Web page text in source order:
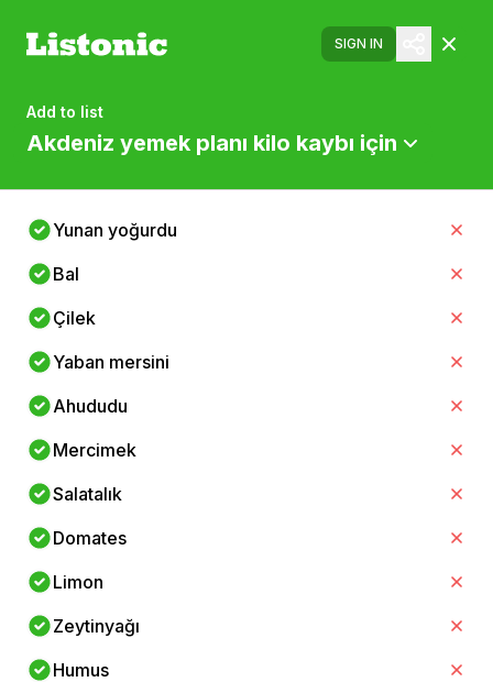
SIGN IN
Add to list
Akdeniz yemek planı kilo kaybı için
Yunan yoğurdu
Bal
Çilek
Yaban mersini
Ahududu
Mercimek
Salatalık
Domates
Limon
Zeytinyağı
Humus